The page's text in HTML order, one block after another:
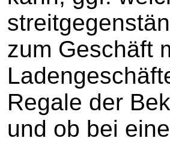
zum Geschäft
Regale der
und ob bei